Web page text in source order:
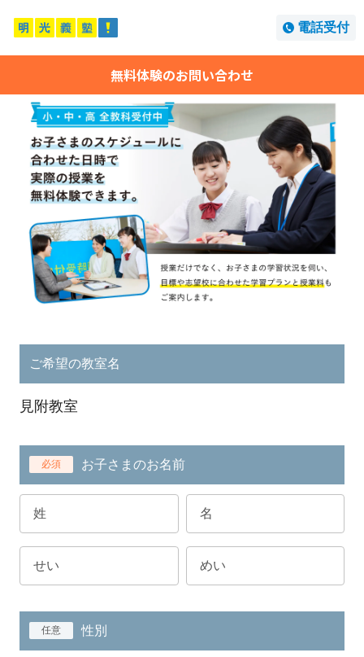
電話受付
無料体験のお問い合わせ
ご希望の教室名
見附教室
必須 お子さまのお名前
任意 性別